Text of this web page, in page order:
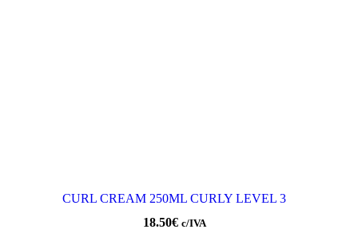
CURL CREAM 250ML CURLY LEVEL 3
18.50€ c/IVA